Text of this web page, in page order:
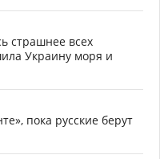
страшнее всех
Украину моря и
пока русские берут